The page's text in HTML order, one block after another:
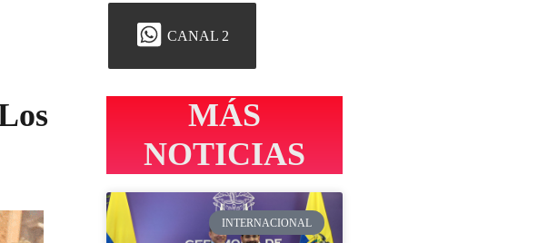
CANAL 2
MÁS
NOTICIAS
INTERNACIONAL